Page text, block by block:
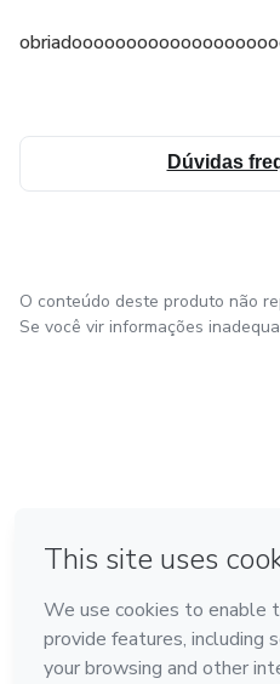
Dúvidas
O conteúdo deste produto não
Se você vir informações
Feito com ❤ na Cidade do